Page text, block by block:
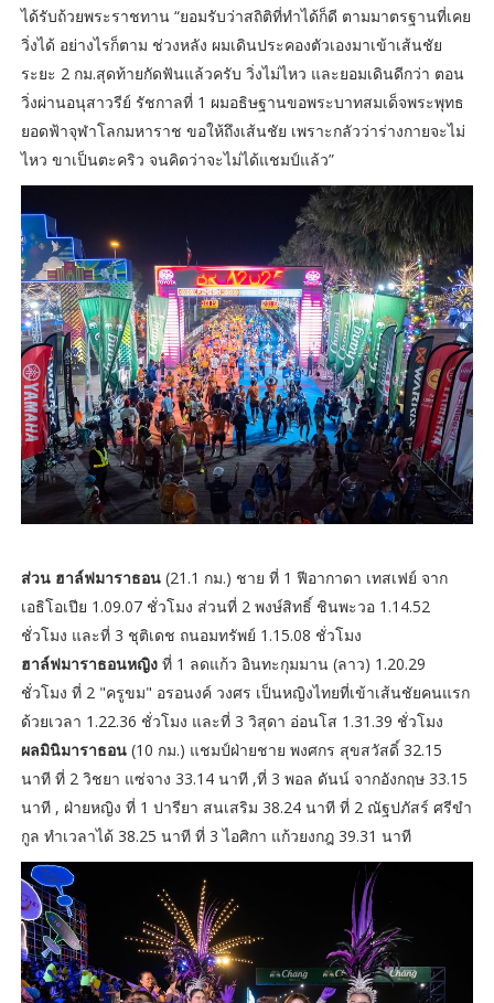
ได้รับถ้วยพระราชทาน “ยอมรับว่าสถิติที่ทำได้ก็ดี ตามมาตรฐานที่เคย
วิ่งได้ อย่างไรก็ตาม ช่วงหลัง ผมเดินประคองตัวเองมาเข้าเส้นชัย
ระยะ 2 กม.สุดท้ายกัดฟันแล้วครับ วิ่งไม่ไหว และยอมเดินดีกว่า ตอน
วิ่งผ่านอนุสาวรีย์ รัชกาลที่ 1 ผมอธิษฐานขอพระบาทสมเด็จพระพุทธ
ยอดฟ้าจุฬาโลกมหาราช ขอให้ถึงเส้นชัย เพราะกลัวว่าร่างกายจะไม่
ไหว ขาเป็นตะคริว จนคิดว่าจะไม่ได้แชมป์แล้ว”
ส่วน ฮาล์ฟมาราธอน (21.1 กม.) ชาย ที่ 1 ฟีอากาดา เทสเฟย์ จาก
เอธิโอเปีย 1.09.07 ชั่วโมง ส่วนที่ 2 พงษ์สิทธิ์ ชินพะวอ 1.14.52
ชั่วโมง และที่ 3 ชุติเดช ถนอมทรัพย์ 1.15.08 ชั่วโมง
ฮาล์ฟมาราธอนหญิงที่ 1 ลดแก้ว อินทะกุมมาน (ลาว) 1.20.29
ชั่วโมง ที่ 2 "ครูขม" อรอนงค์ วงศร เป็นหญิงไทยที่เข้าเส้นชัยคนแรก
ด้วยเวลา 1.22.36 ชั่วโมง และที่ 3 วิสุดา อ่อนโส 1.31.39 ชั่วโมง
ผลมินิมาราธอน (10 กม.) แชมป์ฝ่ายชาย พงศกร สุขสวัสดิ์ 32.15
นาที ที่ 2 วิชยา แซ่จาง 33.14 นาที ,ที่ 3 พอล ดันน์ จากอังกฤษ 33.15
นาที , ฝ่ายหญิง ที่ 1 ปารียา สนเสริม 38.24 นาที ที่ 2 ณัฐปภัสร์ ศรีขำ
กูล ทำเวลาได้ 38.25 นาที ที่ 3 ไอศิกา แก้วยงกฎ 39.31 นาที